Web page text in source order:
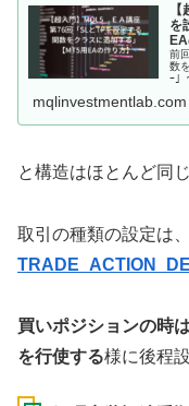
を
EA
前
数
ｰ」
mqlinvestmentlab.com
と構造はほとんど同
取引の種類の設定は
買いポジションの時
を行使する様に後程